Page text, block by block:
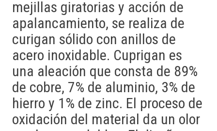
mejillas giratorias y acción de
apalancamiento, se realiza de
curigan sólido con anillos de
acero inoxidable. Cuprigan es
una aleación que consta de 89%
de cobre, 7% de aluminio, 3% de
hierro y 1% de zinc. El proceso de
oxidación del material da un olor